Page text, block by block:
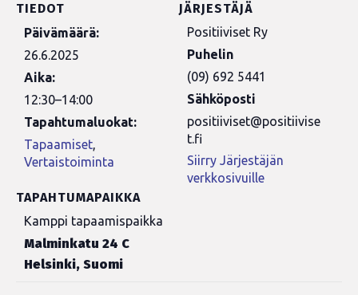
TIEDOT
Päivämäärä:
26.6.2025
Aika:
12:30–14:00
Tapahtumaluokat:
Tapaamiset,
Vertaistoiminta
TAPAHTUMAPAIKKA
Kamppi tapaamispaikka
Malminkatu 24 C
Helsinki, Suomi
JÄRJESTÄJÄ
Positiiviset Ry
Puhelin
(09) 692 5441
Sähköposti
positiiviset@positiivise
t.fi
Siirry Järjestäjän
verkkosivuille